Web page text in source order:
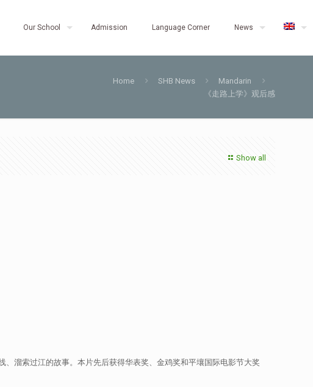
Our School Admission Language Corner News
Home SHB News
Mandarin
《走路上学》观后感
Show all
溜索过江的故事。本片先后获得华表奖、金鸡奖和平壤国际电影节大奖